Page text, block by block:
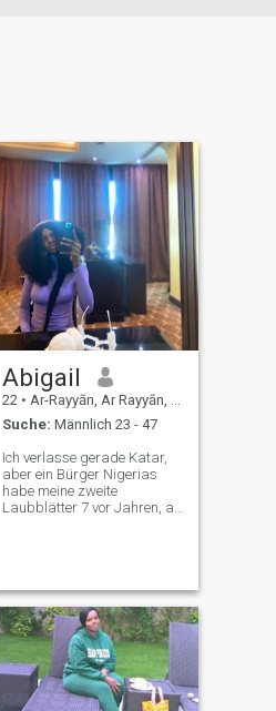
Abigail
22 • Ar-Rayyān, Ar Rayyān, Katar
Suche: Männlich 23 - 47
Ich verlasse gerade Katar,
aber ein Bürger Nigerias
habe meine zweite
Laubblätter 7 vor Jahren, als
mich wirklich niederlassen.
ich brauche einen Mann, der
ehrlich ist und mich liebt, der
es nicht tut schau auf mich
herunter, egal was wir
zusammen aufbauen, um
ehrlich und Vertrauen
aufzubauen und eine